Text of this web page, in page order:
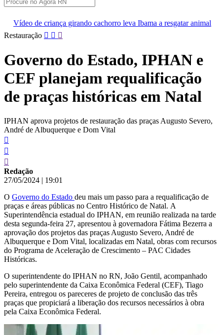
cachorro leva Ibama a resgatar animal
[VÍDEO]
Pular
conteúdo
Restauração
Governo do Estado, IPHAN e
CEF planejam requalificação
de praças históricas em Natal
IPHAN aprova projetos de restauração das praças Augusto Severo,
André de Albuquerque e Dom Vital
Redação
27/05/2024 | 19:01
O Governo do Estado deu mais um passo para a requalificação de
praças e áreas públicas no Centro Histórico de Natal. A
Superintendência estadual do IPHAN, em reunião realizada na tarde
desta segunda-feira 27, apresentou à governadora Fátima Bezerra a
aprovação dos projetos das praças Augusto Severo, André de
Albuquerque e Dom Vital, localizadas em Natal, obras com recursos
do Programa de Aceleração de Crescimento – PAC Cidades
Históricas.
O superintendente do IPHAN no RN, João Gentil, acompanhado
pelo superintendente da Caixa Econômica Federal (CEF), Tiago
Pereira, entregou os pareceres de projeto de conclusão das três
praças que propiciará a liberação dos recursos necessários à obra
pela Caixa Econômica Federal.